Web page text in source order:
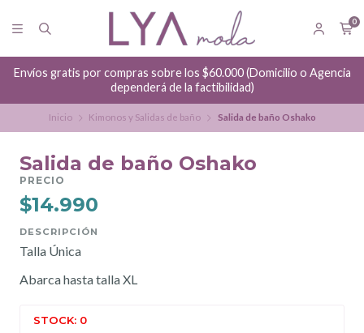
0
Envíos gratis por compras sobre los $60.000 (Domicilio o Agencia
dependerá de la factibilidad)
Inicio Kimonos y Salidas de baño Salida de baño Oshako
Salida de baño Oshako
PRECIO
$14.990
DESCRIPCIÓN
Talla Única
Abarca hasta talla XL
STOCK: 0